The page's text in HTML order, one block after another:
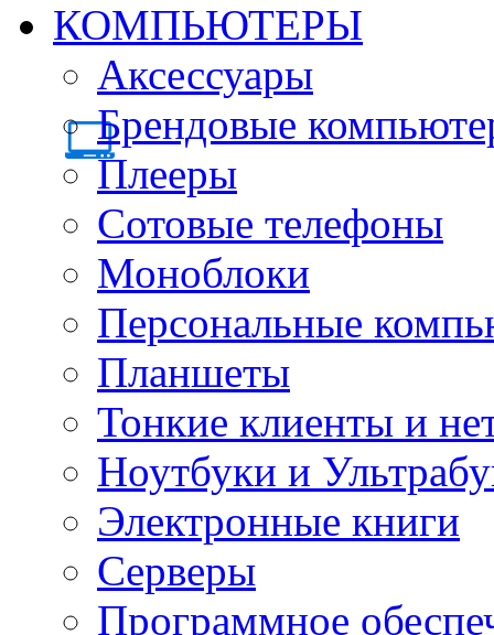
КОМПЬЮТЕРЫ
Аксессуары
Брендовые
Плееры
Сотовые телефоны
Моноблоки
Персональные
Планшеты
Тонкие клиенты и
Ноутбуки и
Электронные книги
Серверы
Программное